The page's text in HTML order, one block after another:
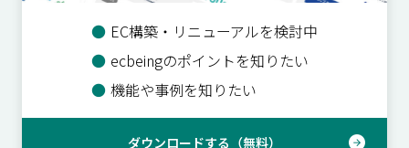
● EC構築・リニューアルを検討中
● ecbeingのポイントを知りたい
● 機能や事例を知りたい
ダウンロードする（無料）